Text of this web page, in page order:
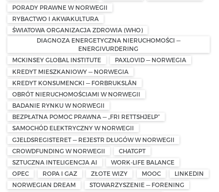
PORADY PRAWNE W NORWEGII
RYBACTWO I AKWAKULTURA
ŚWIATOWA ORGANIZACJA ZDROWIA (WHO)
DIAGNOZA ENERGETYCZNA NIERUCHOMOŚCI —
ENERGIVURDERING
MCKINSEY GLOBAL INSTITUTE
PAXLOVID — NORWEGIA
KREDYT MIESZKANIOWY — NORWEGIA
KREDYT KONSUMENCKI — FORBRUKSLÅN
OBRÓT NIERUCHOMOŚCIAMI W NORWEGII
BADANIE RYNKU W NORWEGII
BEZPŁATNA POMOC PRAWNA — „FRI RETTSHJELP”
SAMOCHÓD ELEKTRYCZNY W NORWEGII
GJELDSREGISTERET — REJESTR DŁUGÓW W NORWEGII
CROWDFUNDING W NORWEGII
CHATGPT
SZTUCZNA INTELIGENCJA AI
WORK-LIFE BALANCE
OPEC
ROPA I GAZ ZŁOTE WIZY MOOC
LINKEDIN
NORWEGIAN DREAM
STOWARZYSZENIE — FORENING